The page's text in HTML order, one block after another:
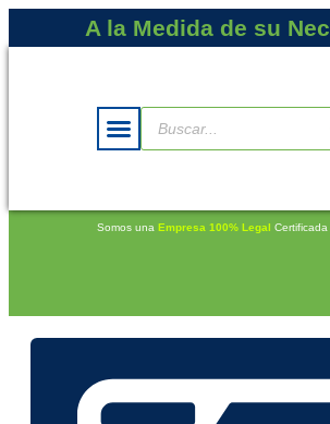
A la Medida de su
Somos una Empresa 100% Legal Certificada